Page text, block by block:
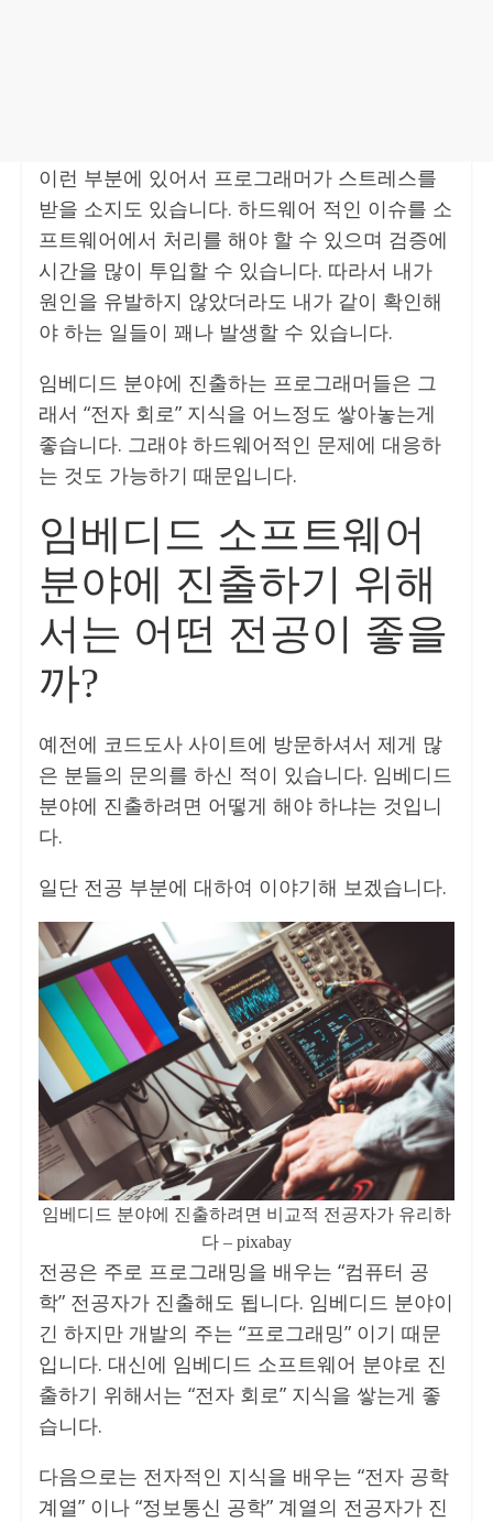
이런 부분에 있어서 프로그래머가 스트레스를
받을 소지도 있습니다. 하드웨어 적인 이슈를 소
프트웨어에서 처리를 해야 할 수 있으며 검증에
시간을 많이 투입할 수 있습니다. 따라서 내가
원인을 유발하지 않았더라도 내가 같이 확인해
야 하는 일들이 꽤나 발생할 수 있습니다.
임베디드 분야에 진출하는 프로그래머들은 그
래서 “전자 회로” 지식을 어느정도 쌓아놓는게
좋습니다. 그래야 하드웨어적인 문제에 대응하
는 것도 가능하기 때문입니다.
임베디드 소프트웨어
분야에 진출하기 위해
서는 어떤 전공이 좋을
까?
예전에 코드도사 사이트에 방문하셔서 제게 많
은 분들의 문의를 하신 적이 있습니다. 임베디드
분야에 진출하려면 어떻게 해야 하냐는 것입니
다.
일단 전공 부분에 대하여 이야기해 보겠습니다.
임베디드 분야에 진출하려면 비교적 전공자가 유리하
다 – pixabay
전공은 주로 프로그래밍을 배우는 “컴퓨터 공
학” 전공자가 진출해도 됩니다. 임베디드 분야이
긴 하지만 개발의 주는 “프로그래밍” 이기 때문
입니다. 대신에 임베디드 소프트웨어 분야로 진
출하기 위해서는 “전자 회로” 지식을 쌓는게 좋
습니다.
다음으로는 전자적인 지식을 배우는 “전자 공학
계열” 이나 “정보통신 공학” 계열의 전공자가 진